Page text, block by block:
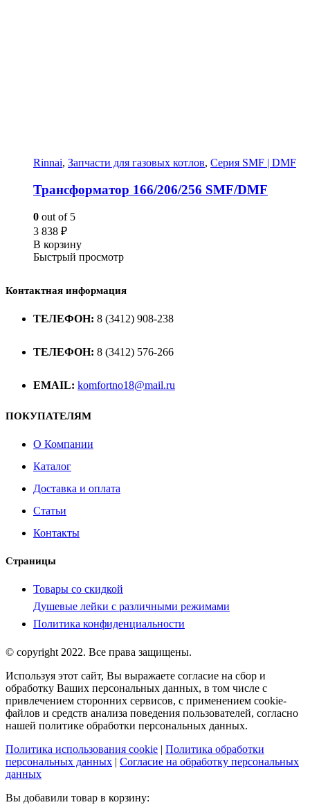
Rinnai, Запчасти для газовых котлов, Серия SMF | DMF
Трансформатор 166/206/256 SMF/DMF
0 out of 5
3 838 ₽
В корзину
Быстрый просмотр
Контактная информация
ТЕЛЕФОН: 8 (3412) 908-238
ТЕЛЕФОН: 8 (3412) 576-266
EMAIL: komfortno18@mail.ru
ПОКУПАТЕЛЯМ
О Компании
Каталог
Доставка и оплата
Статьи
Контакты
Страницы
Товары со скидкой
Душевые лейки с различными режимами
Политика конфиденциальности
© copyright 2022. Все права защищены.
Используя этот сайт, Вы выражаете согласие на сбор и
обработку Ваших персональных данных, в том числе с
привлечением сторонних сервисов, с применением cookie-
файлов и средств анализа поведения пользователей, согласно
нашей политике обработки персональных данных.
Политика использования cookie | Политика обработки
персональных данных | Согласие на обработку персональных
данных
Вы добавили товар в корзину: